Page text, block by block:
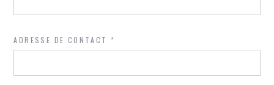
ADRESSE DE CONTACT*